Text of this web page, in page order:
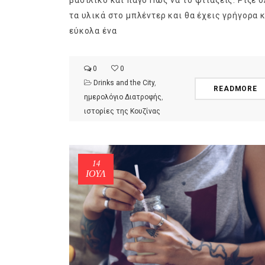
τα υλικά στο μπλέντερ και θα έχεις γρήγορα
εύκολα ένα
0
0
Drinks and the City,
ημερολόγιο Διατροφής,
ιστορίες της Κουζίνας
READMORE
14
ΙΟΎΛ